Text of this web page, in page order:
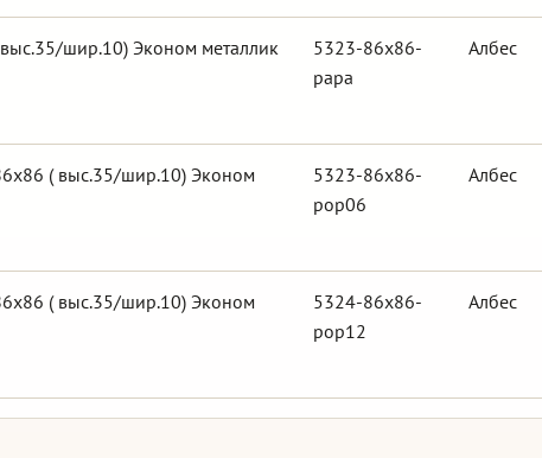
шир.10) Эконом металлик
5323-86x86-
papa
Албес
( выс.35/шир.10) Эконом
5323-86x86-
pop06
Албес
( выс.35/шир.10) Эконом
5324-86x86-
pop12
Албес